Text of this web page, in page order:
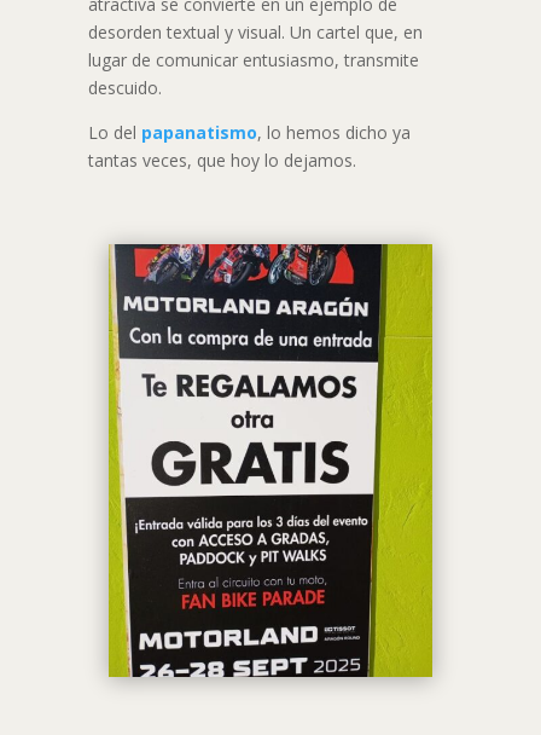
atractiva se convierte en un ejemplo de
desorden textual y visual. Un cartel que, en
lugar de comunicar entusiasmo, transmite
descuido.
Lo del papanatismo, lo hemos dicho ya
tantas veces, que hoy lo dejamos.